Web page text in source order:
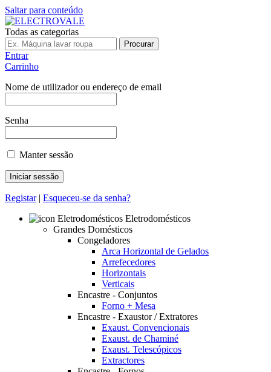
Saltar para conteúdo
Todas as categorias
Procurar
Entrar
Carrinho
Nome de utilizador ou endereço de email
Senha
Manter sessão
Registar| Esqueceu-se da senha?
Eletrodomésticos
Grandes Domésticos
Congeladores
Arca Horizontal de Gelados
Arrefecedores
Horizontais
Verticais
Encastre - Conjuntos
Forno + Mesa
Encastre - Exaustor / Extratores
Exaust. Convencionais
Exaust. de Chaminé
Exaust. Telescópicos
Extractores